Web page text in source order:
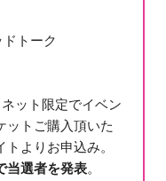
トーク
ット限定でイベン
ットご購入頂いた
よりお申込み。
当選者を発表。